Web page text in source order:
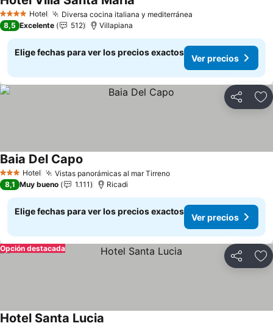
4 EstrellasHotel Diversa cocina italiana y mediterránea
8,5 Excelente 512 Villapiana
Elige fechas para ver los precios exactos
Ver precios
Compartir
3 Estrellas
Hotel Vistas panorámicas al mar Tirreno
Baia Del Capo
8,1 Muy bueno 1.111 Ricadi
Elige fechas para ver los precios exactos
Ver precios
Compartir
Opción destacada
Hotel Santa Lucia